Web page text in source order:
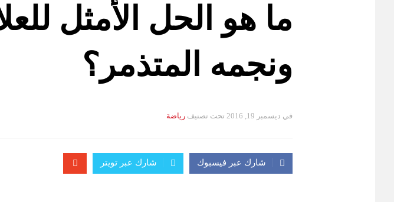
ما هو الحل الأمثل
ونجمه المتذمر؟
في ديسمبر 19, 2016 تحت تصنيف التصانيف
رياضة
شارك عبر فيسبوك شارك عبر تويتر